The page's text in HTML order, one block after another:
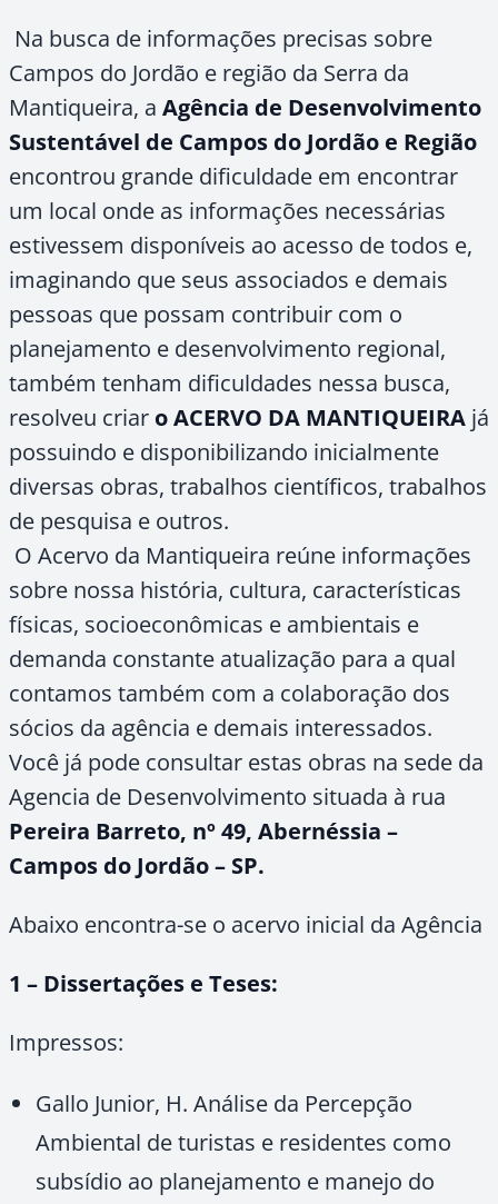
Na busca de informações precisas sobre
Campos do Jordão e região da Serra da
Mantiqueira, a Agência de Desenvolvimento
Sustentável de Campos do Jordão e Região
encontrou grande dificuldade em encontrar
um local onde as informações necessárias
estivessem disponíveis ao acesso de todos e,
imaginando que seus associados e demais
pessoas que possam contribuir com o
planejamento e desenvolvimento regional,
também tenham dificuldades nessa busca,
resolveu criar o ACERVO DA MANTIQUEIRA já
possuindo e disponibilizando inicialmente
diversas obras, trabalhos científicos, trabalhos
de pesquisa e outros.
O Acervo da Mantiqueira reúne informações
sobre nossa história, cultura, características
físicas, socioeconômicas e ambientais e
demanda constante atualização para a qual
contamos também com a colaboração dos
sócios da agência e demais interessados.
Você já pode consultar estas obras na sede da
Agencia de Desenvolvimento situada à rua
Pereira Barreto, nº 49, Abernéssia –
Campos do Jordão – SP.
Abaixo encontra-se o acervo inicial da Agência
1 – Dissertações e Teses:
Impressos:
Gallo Junior, H. Análise da Percepção
Ambiental de turistas e residentes como
subsídio ao planejamento e manejo do